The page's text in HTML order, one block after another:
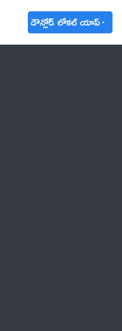
డౌన్లోడ్ లోకల్ యాప్